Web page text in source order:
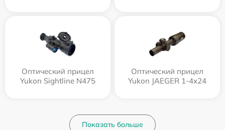
Оптический прицел
Yukon Sightline N475
Оптический прицел
Yukon JAEGER 1-4x24
Показать больше